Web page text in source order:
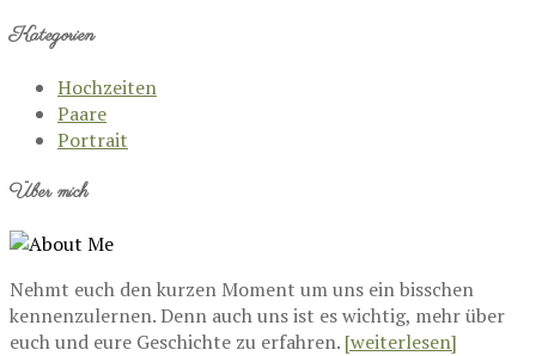
Kategorien
Hochzeiten
Paare
Portrait
Über mich
Nehmt euch den kurzen Moment um uns ein bisschen
kennenzulernen. Denn auch uns ist es wichtig, mehr über
euch und eure Geschichte zu erfahren. [weiterlesen]